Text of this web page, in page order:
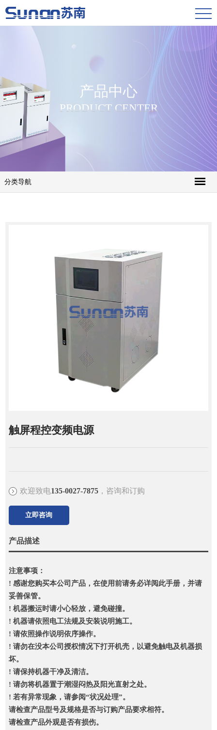
产品中心
PRODUCT CENTER
分类导航
触屏程控变频电源
欢迎致电135-0027-7875，咨询和订购
立即咨询
产品描述
注意事项：
! 感谢您购买本公司产品，在使用前请务必详阅此手册，并请
妥善保管。
! 机器搬运时请小心轻放，避免碰撞。
! 机器请依照电工法规及安装说明施工。
! 请依照操作说明依序操作。
! 请勿在没本公司授权情况下打开机壳，以避免触电及机器损
坏。
! 请保持机器干净及清洁。
! 请勿将机器置于潮湿闷热及阳光直射之处。
! 若有异常现象，请参阅“状况处理”。
请检查产品型号及规格是否与订购产品要求相符。
请检查产品外观是否有损伤。